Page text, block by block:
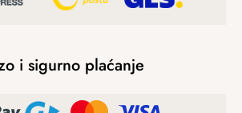
i sigurno plaćanje